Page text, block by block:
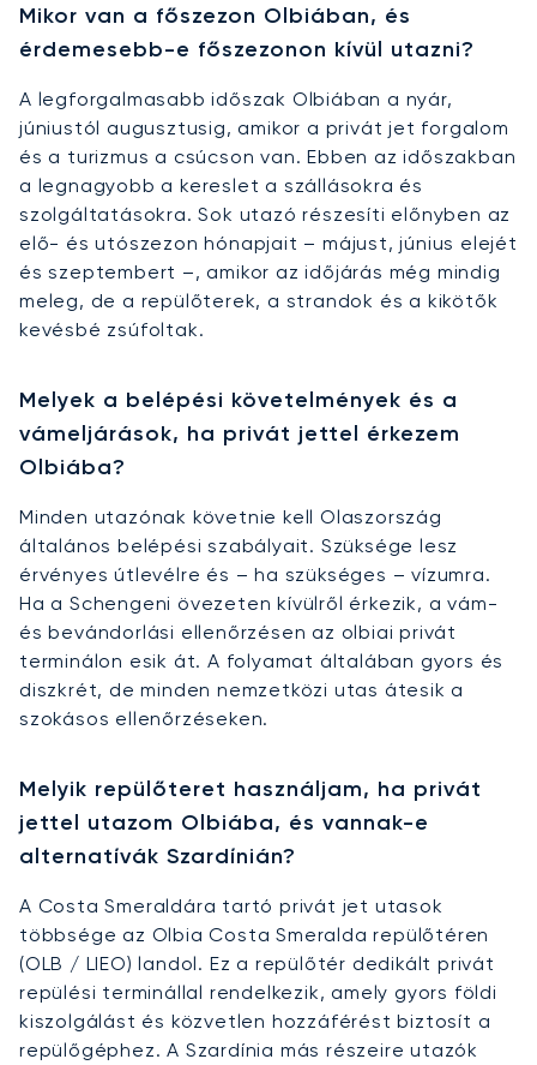
Mikor van a főszezon Olbiában, és
érdemesebb-e főszezonon kívül utazni?
A legforgalmasabb időszak Olbiában a nyár,
júniustól augusztusig, amikor a privát jet forgalom
és a turizmus a csúcson van. Ebben az időszakban
a legnagyobb a kereslet a szállásokra és
szolgáltatásokra. Sok utazó részesíti előnyben az
elő- és utószezon hónapjait – májust, június elejét
és szeptembert –, amikor az időjárás még mindig
meleg, de a repülőterek, a strandok és a kikötők
kevésbé zsúfoltak.
Melyek a belépési követelmények és a
vámeljárások, ha privát jettel érkezem
Olbiába?
Minden utazónak követnie kell Olaszország
általános belépési szabályait. Szüksége lesz
érvényes útlevélre és – ha szükséges – vízumra.
Ha a Schengeni övezeten kívülről érkezik, a vám-
és bevándorlási ellenőrzésen az olbiai privát
terminálon esik át. A folyamat általában gyors és
diszkrét, de minden nemzetközi utas átesik a
szokásos ellenőrzéseken.
Melyik repülőteret használjam, ha privát
jettel utazom Olbiába, és vannak-e
alternatívák Szardínián?
A Costa Smeraldára tartó privát jet utasok
többsége az Olbia Costa Smeralda repülőtéren
(OLB / LIEO) landol. Ez a repülőtér dedikált privát
repülési terminállal rendelkezik, amely gyors földi
kiszolgálást és közvetlen hozzáférést biztosít a
repülőgéphez. A Szardínia más részeire utazók